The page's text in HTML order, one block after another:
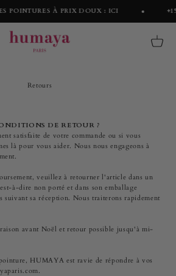
POINTURES À PRIX DOUX : ICI
Humaya
Panier
Retours
DE RETOUR ?
satisfaite de votre commande ou si vous
là pour vous aider. Nous nous engageons à
veuillez à retourner l'article dans un
à-dire non porté et dans son emballage
suivant sa réception. Nous traiterons rapidement
avant Noël et retour possible jusqu'à mi-
HUMAYA est ravie de répondre à vos